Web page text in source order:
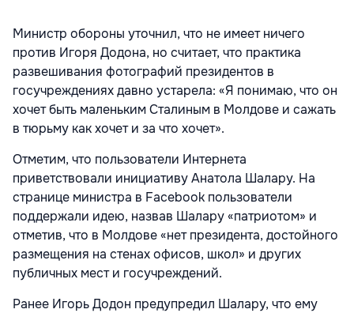
Министр обороны уточнил, что не имеет ничего
против Игоря Додона, но считает, что практика
развешивания фотографий президентов в
госучреждениях давно устарела: «Я понимаю, что он
хочет быть маленьким Сталиным в Молдове и сажать
в тюрьму как хочет и за что хочет».
Отметим, что пользователи Интернета
приветствовали инициативу Анатола Шалару. На
странице министра в Facebook пользователи
поддержали идею, назвав Шалару «патриотом» и
отметив, что в Молдове «нет президента, достойного
размещения на стенах офисов, школ» и других
публичных мест и госучреждений.
Ранее Игорь Додон предупредил Шалару, что ему